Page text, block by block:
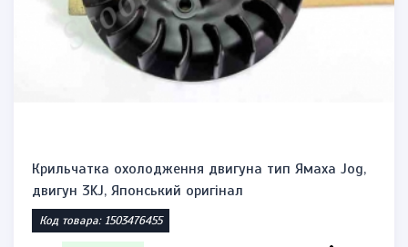
Крильчатка охолодження двигуна тип Ямаха Jog,
двигун 3KJ, Японський оригінал
Код товара: 1503476455